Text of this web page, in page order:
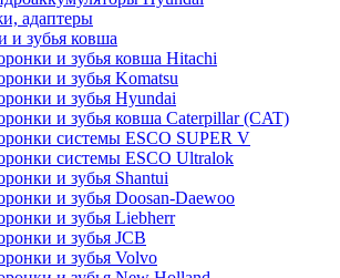
адаптеры
и зубья ковша
и зубья ковша Hitachi
и зубья Komatsu
и зубья Hyundai
и зубья ковша Caterpillar (CAT)
системы ESCO SUPER V
системы ESCO Ultralok
и зубья Shantui
и зубья Doosan-Daewoo
и зубья Liebherr
и зубья JCB
и зубья Volvo